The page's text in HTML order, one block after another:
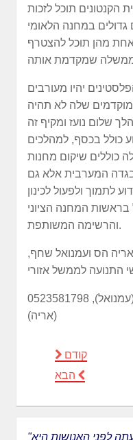
הקנטונים תוכל לזכות
במחנה הלאומי
אחת מהן תוכל להצטרף
יהיו מעורבים
שלה לא תהיה
שלום נועז ומקיף זה
כולל בכסף, למהלכים
כוללים שיקום מחנות
המערבית אלא גם
לתמוך ולפעול לכינון
המחנה הציוני
והרשימה המשותפת.
הס ועמנואל שחף,
יצירת קשר: 0544602079 (עמנואל), 0523581798
(אריה)
קודם
הבא
"לפני האנושות היא